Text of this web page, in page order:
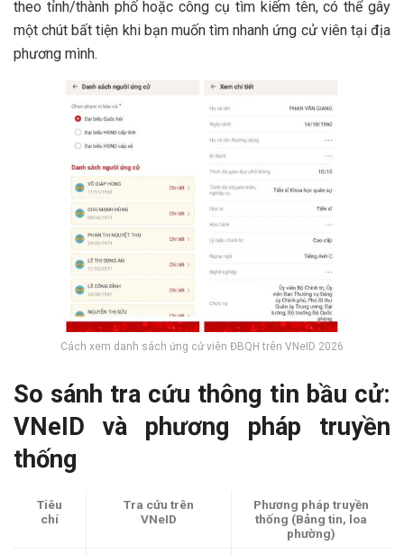
theo tỉnh/thành phố hoặc công cụ tìm kiếm tên, có thể gây
một chút bất tiện khi bạn muốn tìm nhanh ứng cử viên tại địa
phương mình.
Cách xem danh sách ứng cử viên ĐBQH trên VNeID 2026
So sánh tra cứu thông tin bầu cử:
VNeID và phương pháp truyền
thống
Tiêu
chí
Tra cứu trên
VNeID
Phương pháp truyền
thống (Bảng tin, loa
phường)